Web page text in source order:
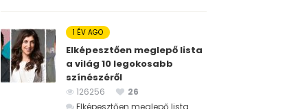
1 ÉV AGO
Elképesztően meglepő lista
a világ 10 legokosabb
színészéről
126256
26